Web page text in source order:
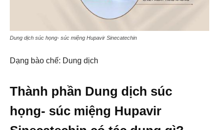
Dung dịch súc họng- súc miệng Hupavir Sinecatechin
Dạng bào chế: Dung dịch
Thành phần Dung dịch súc
họng- súc miệng Hupavir